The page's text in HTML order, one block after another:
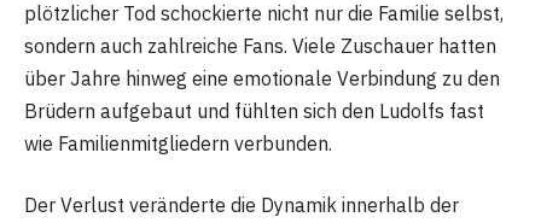
plötzlicher Tod schockierte nicht nur die Familie selbst,
sondern auch zahlreiche Fans. Viele Zuschauer hatten
über Jahre hinweg eine emotionale Verbindung zu den
Brüdern aufgebaut und fühlten sich den Ludolfs fast
wie Familienmitgliedern verbunden.
Der Verlust veränderte die Dynamik innerhalb der